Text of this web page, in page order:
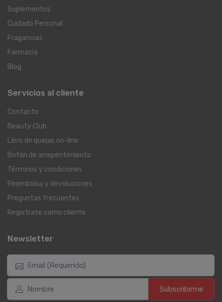
Suplementos
Cuidado Personal
Fragancias
Farmacia
Blog
Servicios al cliente
Contacto
Beauty Club
Libro de quejas on-line
Botón de arrepentimiento
Términos y condiciones
Reembolso y devoluciones
Preguntas frecuentes
Registrate como cliente
Newsletter
Subscribirme